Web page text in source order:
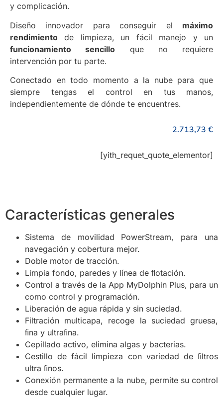
y complicación.
Diseño innovador para conseguir el máximo
rendimiento de limpieza, un fácil manejo y un
funcionamiento sencillo que no requiere
intervención por tu parte.
Conectado en todo momento a la nube para que
siempre tengas el control en tus manos,
independientemente de dónde te encuentres.
2.713,73 €
[yith_requet_quote_elementor]
Características generales
Sistema de movilidad PowerStream, para una
navegación y cobertura mejor.
Doble motor de tracción.
Limpia fondo, paredes y línea de ﬂotación.
Control a través de la App MyDolphin Plus, para un
como control y programación.
Liberación de agua rápida y sin suciedad.
Filtración multicapa, recoge la suciedad gruesa,
ﬁna y ultraﬁna.
Cepillado activo, elimina algas y bacterias.
Cestillo de fácil limpieza con variedad de ﬁltros
ultra ﬁnos.
Conexión permanente a la nube, permite su control
desde cualquier lugar.